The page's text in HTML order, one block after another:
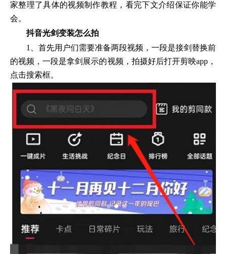
家整理了具体的视频制作教程，看完下文介绍保证你能学
会。
抖音光剑变装怎么拍
1、首先用户们需要准备两段视频，一段是接剑替换前
的视频，一段是拿剑展示的视频，拍摄好后打开剪映app，
点击搜索框。